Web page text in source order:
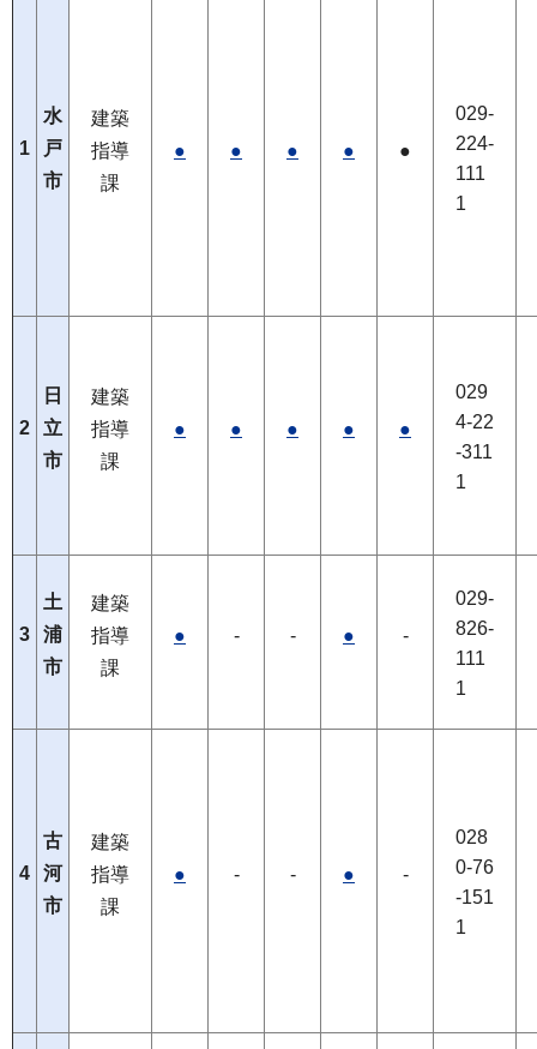
1
水
戸
市
建築
指導
課
● ● ● ● ●
029-
224-
111
1
2
日
立
市
建築
指導
課
● ● ● ● ●
029
4-22
-311
1
3
土
浦
市
建築
指導
課
● - - ● -
029-
826-
111
1
4
古
河
市
建築
指導
課
● - - ● -
028
0-76
-151
1